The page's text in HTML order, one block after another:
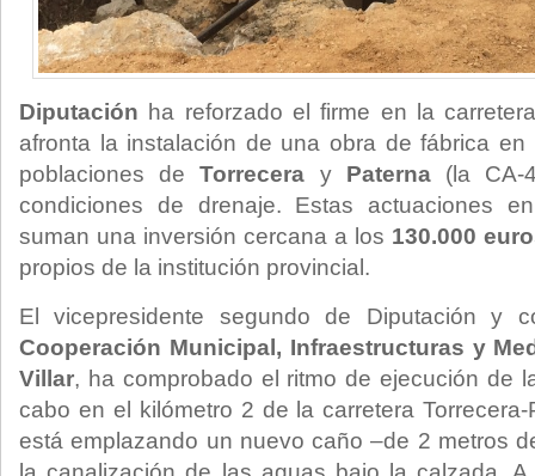
Diputación ha reforzado el firme en la
afronta la instalación de una obra de fábrica
poblaciones deTorrecera yPaterna(la CA-
condiciones de drenaje. Estas actuaciones
suman una inversión cercana a los 130.000
propios de la institución provincial.
El vicepresidente segundo de Diputación y
Cooperación Municipal, Infraestructuras y
Villar, ha comprobado el ritmo de ejecución de
cabo en el kilómetro 2 de la carretera
está emplazando un nuevo caño –de 2 metros